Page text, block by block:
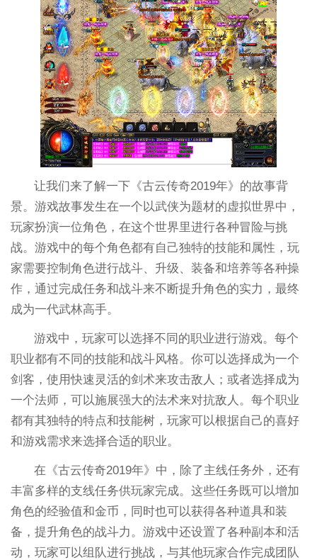
让我们来了解一下《古云传奇2019年》的故事背
景。游戏故事发生在一个以武侠为题材的虚拟世界中，
玩家扮演一位角色，在这个世界里进行各种冒险与挑
战。游戏中的每个角色都有自己独特的技能和属性，玩
家需要控制角色进行战斗、升级、装备和培养等各种操
作，通过完成任务和战斗来不断提升角色的实力，最终
成为一代武林高手。
游戏中，玩家可以选择不同的职业进行游戏。每个
职业都有不同的技能和战斗风格。你可以选择成为一个
剑客，使用快速灵活的剑术来攻击敌人；或者选择成为
一个法师，可以施展强大的法术来对抗敌人。每个职业
都有其独特的特点和技能树，玩家可以根据自己的喜好
和游戏需求来选择合适的职业。
在《古云传奇2019年》中，除了主线任务外，还有
丰富多样的支线任务供玩家完成。这些任务既可以增加
角色的经验值和金币，同时也可以获得各种道具和装
备，提升角色的战斗力。游戏中还设置了各种副本和活
动，玩家可以组队进行挑战，与其他玩家合作完成团队